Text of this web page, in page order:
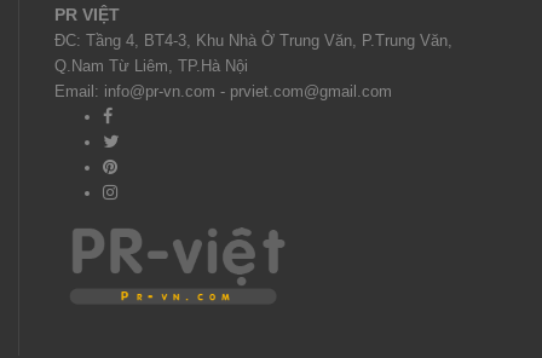
PR VIỆT
ĐC: Tầng 4, BT4-3, Khu Nhà Ở Trung Văn, P.Trung Văn,
Q.Nam Từ Liêm, TP.Hà Nội
Email: info@pr-vn.com - prviet.com@gmail.com